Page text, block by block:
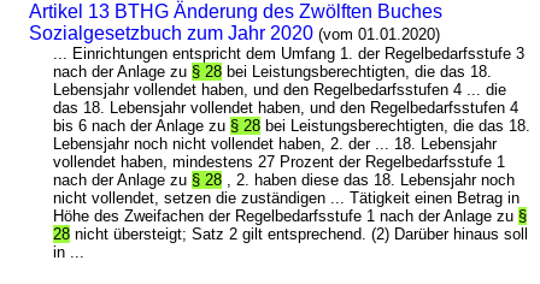
Artikel 13 BTHG Änderung des Zwölften Buches
Sozialgesetzbuch zum Jahr 2020 (vom 01.01.2020)
... Einrichtungen entspricht dem Umfang 1. der Regelbedarfsstufe 3
nach der Anlage zu § 28 bei Leistungsberechtigten, die das 18.
Lebensjahr vollendet haben, und den Regelbedarfsstufen 4 ... die
das 18. Lebensjahr vollendet haben, und den Regelbedarfsstufen 4
bis 6 nach der Anlage zu § 28 bei Leistungsberechtigten, die das 18.
Lebensjahr noch nicht vollendet haben, 2. der ... 18. Lebensjahr
vollendet haben, mindestens 27 Prozent der Regelbedarfsstufe 1
nach der Anlage zu § 28 , 2. haben diese das 18. Lebensjahr noch
nicht vollendet, setzen die zuständigen ... Tätigkeit einen Betrag in
Höhe des Zweifachen der Regelbedarfsstufe 1 nach der Anlage zu §
28 nicht übersteigt; Satz 2 gilt entsprechend. (2) Darüber hinaus soll
in ...